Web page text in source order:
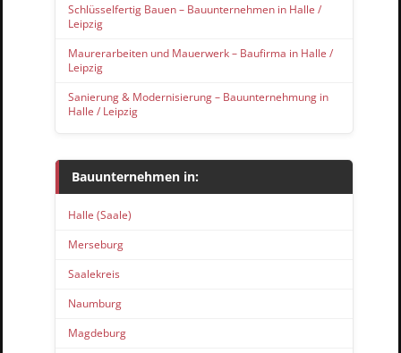
Schlüsselfertig Bauen – Bauunternehmen in Halle /
Leipzig
Maurerarbeiten und Mauerwerk – Baufirma in Halle /
Leipzig
Sanierung & Modernisierung – Bauunternehmung in
Halle / Leipzig
Bauunternehmen in:
Halle (Saale)
Merseburg
Saalekreis
Naumburg
Magdeburg